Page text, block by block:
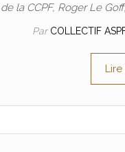
la CCPF, Roger Le
Par COLLECTIF